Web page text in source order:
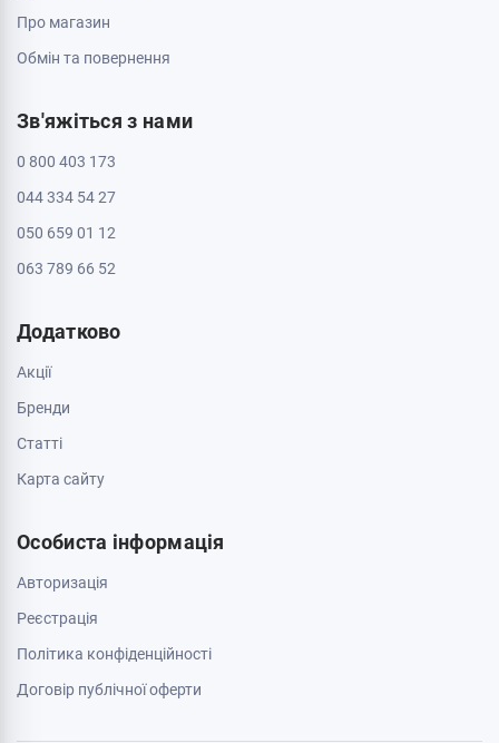
Про магазин
Обмін та повернення
Зв'яжіться з нами
0 800 403 173
044 334 54 27
050 659 01 12
063 789 66 52
Додатково
Акції
Бренди
Cтатті
Карта сайту
Особиста інформація
Авторизація
Реєстрація
Політика конфіденційності
Договір публічної оферти